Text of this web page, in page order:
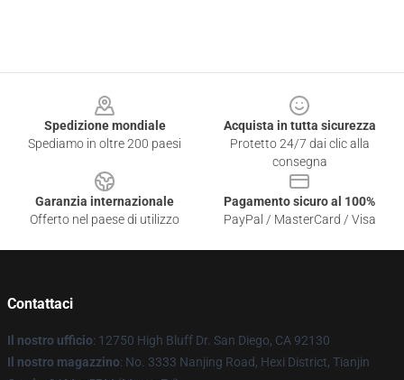
Spedizione mondiale
Spediamo in oltre 200 paesi
Acquista in tutta sicurezza
Protetto 24/7 dai clic alla
consegna
Garanzia internazionale
Offerto nel paese di utilizzo
Pagamento sicuro al 100%
PayPal / MasterCard / Visa
Contattaci
Il nostro ufficio: 12750 High Bluff Dr. San Diego, CA 92130
Il nostro magazzino: No. 3333 Nanjing Road, Hexi District, Tianjin